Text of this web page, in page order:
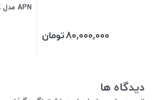
80,000,000تومان
APN مدل RH52MK
دیدگاه ها